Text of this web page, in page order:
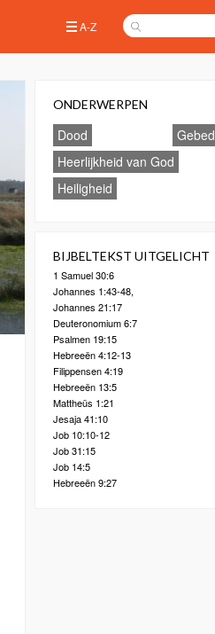
A-Z
ONDERWERPEN
Dood
Gebed
Heerlijkheid van God
Heiligheid
BIJBELTEKST UITGELICHT
1 Samuel 30:6
Johannes 1:43-48,
Johannes 21:17
Deuteronomium 6:7
Psalmen 19:15
Hebreeën 4:12-13
Filippensen 4:19
Hebreeën 13:5
Mattheüs 1:21
Jesaja 41:10
Job 10:10-12
Job 31:15
Job 14:5
Hebreeën 9:27